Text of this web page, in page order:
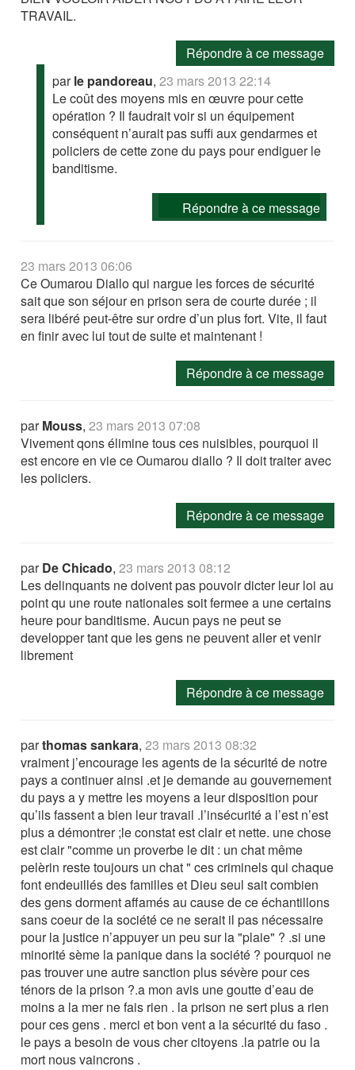
TRAVAIL.
Répondre à ce message
parle pandoreau,23 mars 2013 22:14
Le coût des moyens mis en œuvre pour cette
opération ? Il faudrait voir si un équipement
conséquent n’aurait pas suffi aux gendarmes et
policiers de cette zone du pays pour endiguer le
banditisme.
Répondre à ce message
23 mars 2013 06:06
Ce Oumarou Diallo qui nargue les forces de sécurité
sait que son séjour en prison sera de courte durée ; il
sera libéré peut-être sur ordre d’un plus fort. Vite, il faut
en finir avec lui tout de suite et maintenant !
Répondre à ce message
parMouss,23 mars 2013 07:08
Vivement qons élimine tous ces nuisibles, pourquoi il
est encore en vie ce Oumarou diallo ? Il doit traiter avec
les policiers.
Répondre à ce message
parDe Chicado,23 mars 2013 08:12
Les delinquants ne doivent pas pouvoir dicter leur loi au
point qu une route nationales soit fermee a une certains
heure pour banditisme. Aucun pays ne peut se
developper tant que les gens ne peuvent aller et venir
librement
Répondre à ce message
parthomas sankara,23 mars 2013 08:32
vraiment j’encourage les agents de la sécurité de notre
pays a continuer ainsi .et je demande au gouvernement
du pays a y mettre les moyens a leur disposition pour
qu’ils fassent a bien leur travail .l’insécurité a l’est n’est
plus a démontrer ;le constat est clair et nette. une chose
est clair "comme un proverbe le dit : un chat même
pelèrin reste toujours un chat " ces criminels qui chaque
font endeuillés des familles et Dieu seul sait combien
des gens dorment affamés au cause de ce échantillons
sans coeur de la société ce ne serait il pas nécessaire
pour la justice n’appuyer un peu sur la "plaie" ? .si une
minorité sème la panique dans la société ? pourquoi ne
pas trouver une autre sanction plus sévère pour ces
ténors de la prison ?.a mon avis une goutte d’eau de
moins a la mer ne fais rien . la prison ne sert plus a rien
pour ces gens . merci et bon vent a la sécurité du faso .
le pays a besoin de vous cher citoyens .la patrie ou la
mort nous vaincrons .